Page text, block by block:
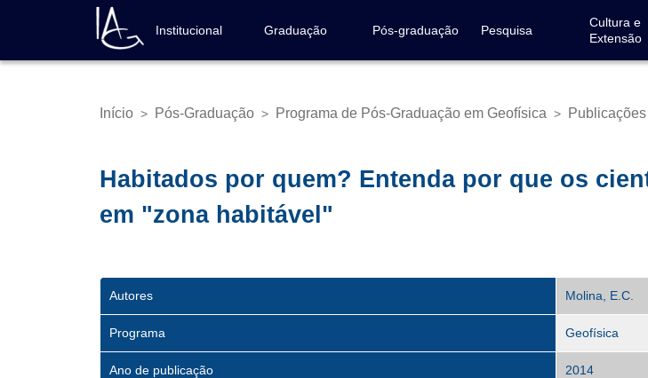
conteúdo
Navegação
principal
Institucional Graduação Pós-graduação Pesquisa
Cultura e
Extensão
Trilha
Início > Pós-Graduação > Programa de Pós-Graduação em Geofísica > Publicações
Habitados por quem? Entenda por que os
em "zona habitável"
Autores Molina, E.C.
Programa Geofísica
Ano de publicação 2014